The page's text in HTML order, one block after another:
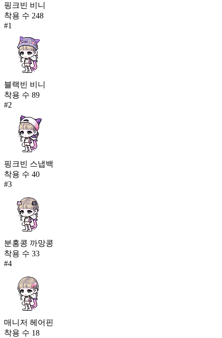
핑크빈 비니
착용 수 248
#1
블랙빈 비니
착용 수 89
#2
핑크빈 스냅백
착용 수 40
#3
분홍콩 까망콩
착용 수 33
#4
매니저 헤어핀
착용 수 18